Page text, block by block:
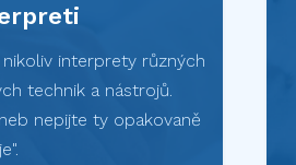
interprety různých
technik a nástrojů.
nepijte ty opakovaně